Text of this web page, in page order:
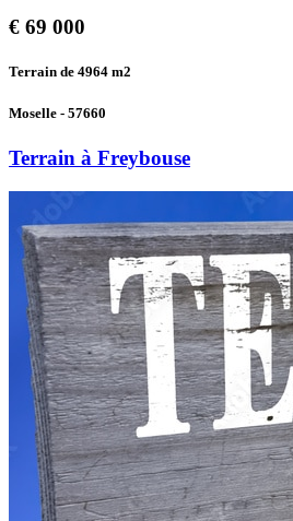
€ 69 000
Terrain de 4964 m2
Moselle - 57660
Terrain à Freybouse